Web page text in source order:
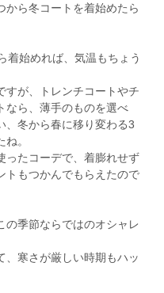
から冬コートを着始めたら
着始めれば、気温もちょう
すが、トレンチコートやチ
なら、薄手のものを選べ
、冬から春に移り変わる3
。
ったコーデで、着膨れせず
トもつかんでもらえたので
の季節ならではのオシャレ
、寒さが厳しい時期もハッ